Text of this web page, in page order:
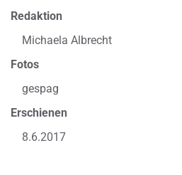
Redaktion
Michaela Albrecht
Fotos
gespag
Erschienen
8.6.2017